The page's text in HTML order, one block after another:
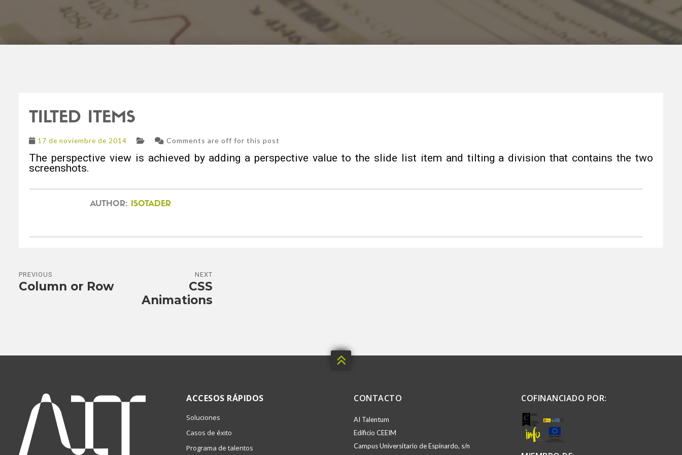
TILTED ITEMS
17 de noviembre de 2014 Comments are off for this post
The perspective view is achieved by adding a perspective value to the slide list item and tilting a division that contains the two
screenshots.
AUTHOR: ISOTADER
PREVIOUS
Column or Row
NEXT
CSS
Animations

ACCESOS RÁPIDOS
Soluciones
Casos de éxito
Programa de talentos
CONTACTO
AI Talentum
Edificio CEEIM
Campus Universitario de Espinardo, s/n
COFINANCIADO POR: